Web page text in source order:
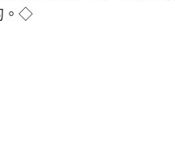
。◇